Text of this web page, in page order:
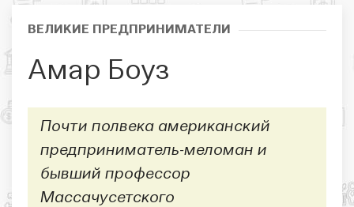
ВЕЛИКИЕ ПРЕДПРИНИМАТЕЛИ
Амар Боуз
Почти полвека американский
предприниматель-меломан и
бывший профессор
Массачусетского